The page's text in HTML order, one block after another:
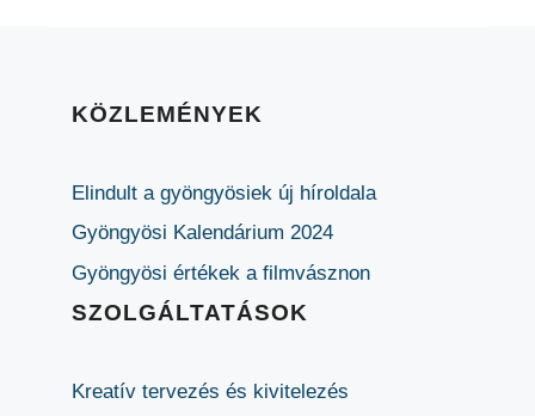
KÖZLEMÉNYEK
Elindult a gyöngyösiek új híroldala
Gyöngyösi Kalendárium 2024
Gyöngyösi értékek a filmvásznon
SZOLGÁLTATÁSOK
Kreatív tervezés és kivitelezés